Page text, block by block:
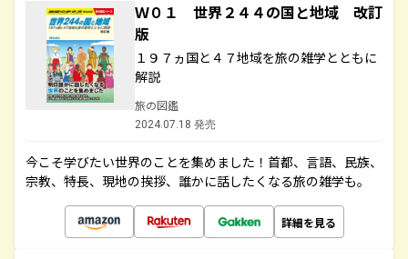
Ｗ０１ 世界２４４の国と地域 改訂
版
１９７ヵ国と４７地域を旅の雑学とともに
解説
旅の図鑑
2024.07.18 発売
今こそ学びたい世界のことを集めました！首都、言語、民族、
宗教、特長、現地の挨拶、誰かに話したくなる旅の雑学も。
詳細を見る